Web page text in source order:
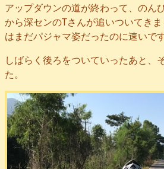
アップダウンの道が終わって、のん
から深センのTさんが追いついてき
はまだパジャマ姿だったのに速いです
しばらく後ろをついていったあと、
た。